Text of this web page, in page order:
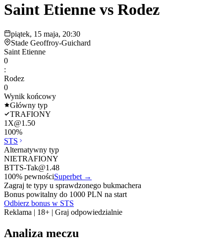
Saint Etienne vs Rodez
piątek, 15 maja, 20:30
Stade Geoffroy-Guichard
Saint Etienne
0
:
Rodez
0
Wynik końcowy
Główny typ
TRAFIONY
1X@1.50
100%
STS
Alternatywny typ
NIETRAFIONY
BTTS-Tak@1.48
100% pewnościSuperbet →
Zagraj te typy u sprawdzonego bukmachera
Bonus powitalny do 1000 PLN na start
Odbierz bonus w STS
Reklama | 18+ | Graj odpowiedzialnie
Analiza meczu